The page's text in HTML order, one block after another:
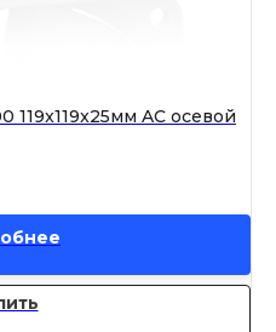
119x119x25мм AC осевой